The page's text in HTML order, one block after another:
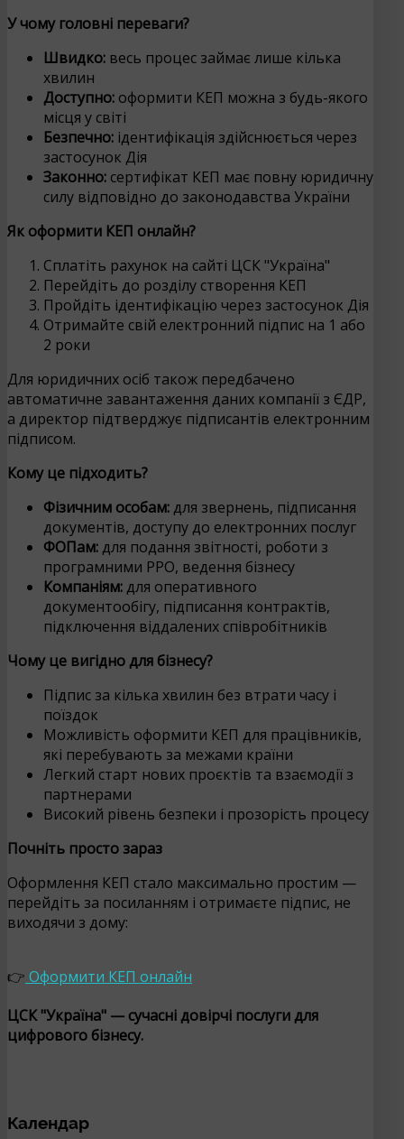
У чому головні переваги?
Швидко: весь процес займає лише кілька
хвилин
Доступно: оформити КЕП можна з будь-якого
місця у світі
Безпечно: ідентифікація здійснюється через
застосунок Дія
Законно: сертифікат КЕП має повну юридичну
силу відповідно до законодавства України
Як оформити КЕП онлайн?
Сплатіть рахунок на сайті ЦСК "Україна"
Перейдіть до розділу створення КЕП
Пройдіть ідентифікацію через застосунок Дія
Отримайте свій електронний підпис на 1 або
2 роки
Для юридичних осіб також передбачено
автоматичне завантаження даних компанії з ЄДР,
а директор підтверджує підписантів електронним
підписом.
Кому це підходить?
Фізичним особам: для звернень, підписання
документів, доступу до електронних послуг
ФОПам: для подання звітності, роботи з
програмними РРО, ведення бізнесу
Компаніям: для оперативного
документообігу, підписання контрактів,
підключення віддалених співробітників
Чому це вигідно для бізнесу?
Підпис за кілька хвилин без втрати часу і
поїздок
Можливість оформити КЕП для працівників,
які перебувають за межами країни
Легкий старт нових проєктів та взаємодії з
партнерами
Високий рівень безпеки і прозорість процесу
Почніть просто зараз
Оформлення КЕП стало максимально простим —
перейдіть за посиланням і отримаєте підпис, не
виходячи з дому:
👉 Оформити КЕП онлайн
ЦСК "Україна" — сучасні довірчі послуги для
цифрового бізнесу.
Календар